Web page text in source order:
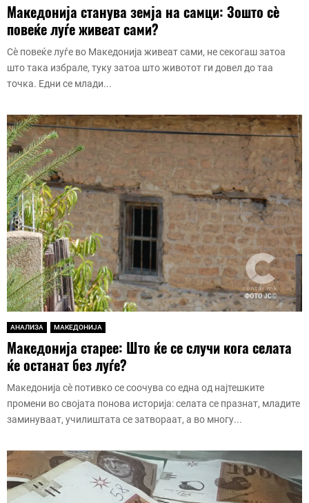
Македонија станува земја на самци: Зошто сè
повеќе луѓе живеат сами?
Сè повеќе луѓе во Македонија живеат сами, не секогаш затоа
што така избрале, туку затоа што животот ги довел до таа
точка. Едни се млади...
АНАЛИЗА МАКЕДОНИЈА
Македонија старее: Што ќе се случи кога селата
ќе останат без луѓе?
Македонија сè потивко се соочува со една од најтешките
промени во својата понова историја: селата се празнат, младите
заминуваат, училиштата се затвораат, а во многу...